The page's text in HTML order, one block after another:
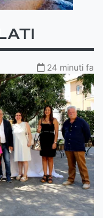
24 minuti fa